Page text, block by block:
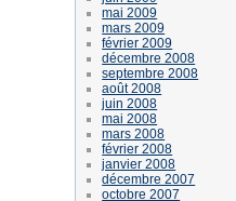
mai 2009
mars 2009
février 2009
décembre 2008
septembre 2008
août 2008
juin 2008
mai 2008
mars 2008
février 2008
janvier 2008
décembre 2007
octobre 2007